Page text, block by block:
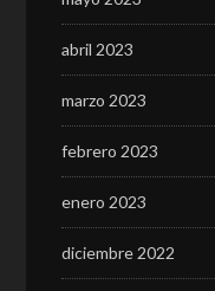
abril 2023
marzo 2023
febrero 2023
enero 2023
diciembre 2022